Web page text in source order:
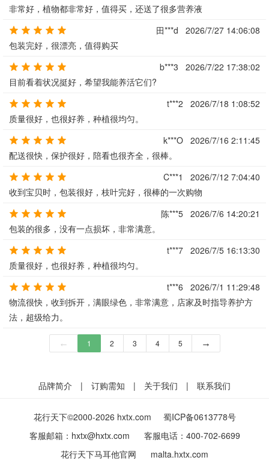
非常好，植物都非常好，值得买，还送了很多营养液
田***d
2026/7/27 14:06:08
包装完好，很漂亮，值得购买
b***3
2026/7/22 17:38:02
目前看着状况挺好，希望我能养活它们?
t***2
2026/7/18 1:08:52
质量很好，也很好养，种植很均匀。
k***O
2026/7/16 2:11:45
配送很快，保护很好，陪看也很齐全，很棒。
C***1
2026/7/12 7:04:40
收到宝贝时，包装很好，枝叶完好，很棒的一次购物
陈***5
2026/7/6 14:20:21
包装的很多，没有一点损坏，非常满意。
t***7
2026/7/5 16:13:30
质量很好，也很好养，种植很均匀。
t***6
2026/7/1 11:29:48
物流很快，收到拆开，满眼绿色，非常满意，店家及时指导养护方
法，超级给力。
← 1 2 3 4 5 →
品牌简介 | 订购需知 | 关于我们 | 联系我们
花行天下©2000-2026 hxtx.com
蜀ICP备0613778号
客服邮箱： hxtx@hxtx.com 客服电话： 400-702-6699
花行天下马耳他官网
malta.hxtx.com